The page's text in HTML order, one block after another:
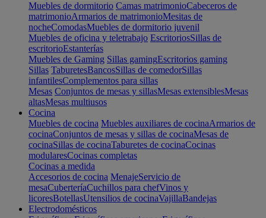
Muebles de dormitorio Camas matrimonioCabeceros de
matrimonioArmarios de matrimonioMesitas de
nocheComodasMuebles de dormitorio juvenil
Muebles de oficina y teletrabajo EscritoriosSillas de
escritorioEstanterías
Muebles de Gaming Sillas gamingEscritorios gaming
Sillas TaburetesBancosSillas de comedorSillas
infantilesComplementos para sillas
Mesas Conjuntos de mesas y sillasMesas extensiblesMesas
altasMesas multiusos
Cocina
Muebles de cocina Muebles auxiliares de cocinaArmarios de
cocinaConjuntos de mesas y sillas de cocinaMesas de
cocinaSillas de cocinaTaburetes de cocinaCocinas
modularesCocinas completas
Cocinas a medida
Accesorios de cocina MenajeServicio de
mesaCuberteríaCuchillos para chefVinos y
licoresBotellasUtensilios de cocinaVajillaBandejas
Electrodomésticos